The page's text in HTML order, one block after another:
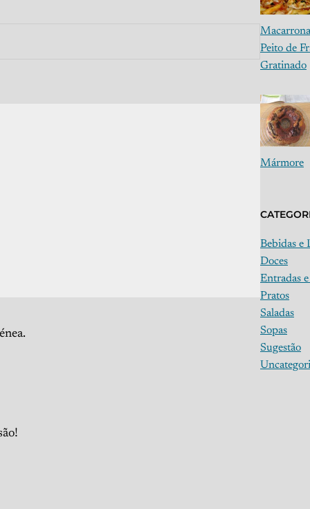
Peito de
Gratinado
Mármore
Bebidas e
Doces
Entradas
Pratos
Saladas
Sopas
Sugestão